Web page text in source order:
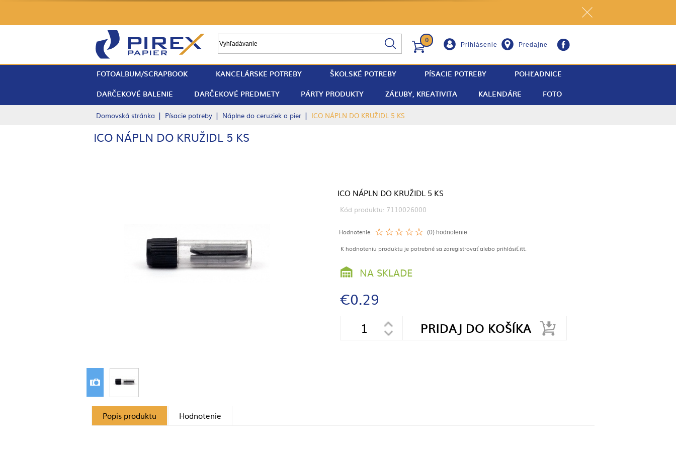
0
Prihlásenie Predajne
FOTOALBUM/SCRAPBOOK KANCELÁRSKE POTREBY ŠKOLSKÉ POTREBY PÍSACIE POTREBY
POHĽADNICE
DARČEKOVÉ BALENIE
DARČEKOVÉ PREDMETY PÁRTY PRODUKTY ZÁĽUBY, KREATIVITA KALENDÁRE FOTO
Domovská stránka | Písacie potreby | Náplne do ceruziek a pier | ICO NÁPLN DO KRUŽIDL 5 KS
ICO NÁPLN DO KRUŽIDL 5 KS
ICO NÁPLN DO KRUŽIDL 5 KS
Kód produktu: 7110026000
Hodnotenie: (0) hodnotenie
K hodnoteniu produktu je potrebné sa zaregistrovať alebo prihlásiť.itt.
NA SKLADE
€0.29
PRIDAJ DO KOŠÍKA
Popis produktu Hodnotenie